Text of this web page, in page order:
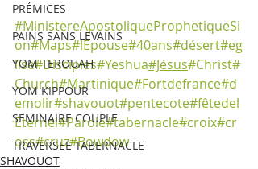
PRÉMICES
PAINS SANS LEVAINS
YOM TEROUAH
YOM KIPPOUR
SEMINAIRE COUPLE
TRAVERSEE TABERNACLE
#MinistereApostoliqueProphetiqueSi
on#Maps#lEpouse#40ans#désert#eg
lise#Disciples#Yeshua#Jésus#Christ#
Church#Martinique#Fortdefrance#d
emolir#shavouot#pentecote#fêtedel
Eternel#Parole#tabernacle#croix#cr
oss#cruz#Bowdow
SHAVOUOT